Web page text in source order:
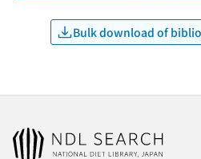
Bulk download of